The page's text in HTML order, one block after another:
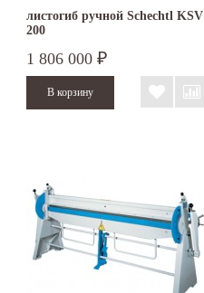
листогиб ручной Schechtl KSV
200
1 806 000 ₽